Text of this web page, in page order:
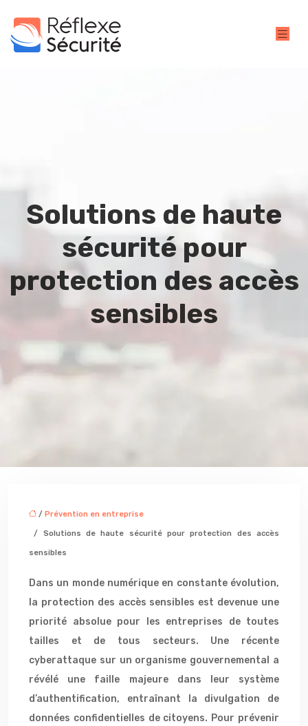
Solutions de haute
sécurité pour
protection des accès
sensibles
/ Prévention en entreprise
/ Solutions de haute sécurité pour protection des accès
sensibles
Dans un monde numérique en constante évolution,
la protection des accès sensibles est devenue une
priorité absolue pour les entreprises de toutes
tailles et de tous secteurs. Une récente
cyberattaque sur un organisme gouvernemental a
révélé une faille majeure dans leur système
d’authentification, entraînant la divulgation de
données confidentielles de citoyens. Pour prévenir